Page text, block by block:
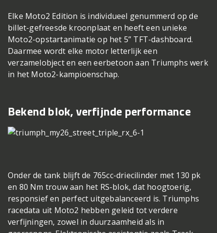
Elke Moto2 Edition is individueel genummerd op de
billet-gefreesde kroonplaat en heeft een unieke
Moto2-opstartanimatie op het 5” TFT-dashboard.
Daarmee wordt elke motor letterlijk een
verzamelobject en een eerbetoon aan Triumphs werk
in het Moto2-kampioenschap.
Bekend blok, verfijnde performance
Onder de tank blijft de 765cc-driecilinder met 130 pk
en 80 Nm trouw aan het RS-blok, dat hoogtoerig,
responsief en perfect uitgebalanceerd is. Triumphs
racedata uit Moto2 hebben geleid tot verdere
verfijningen, zowel in duurzaamheid als in